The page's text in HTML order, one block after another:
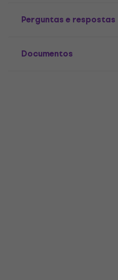
Perguntas e respostas
Documentos